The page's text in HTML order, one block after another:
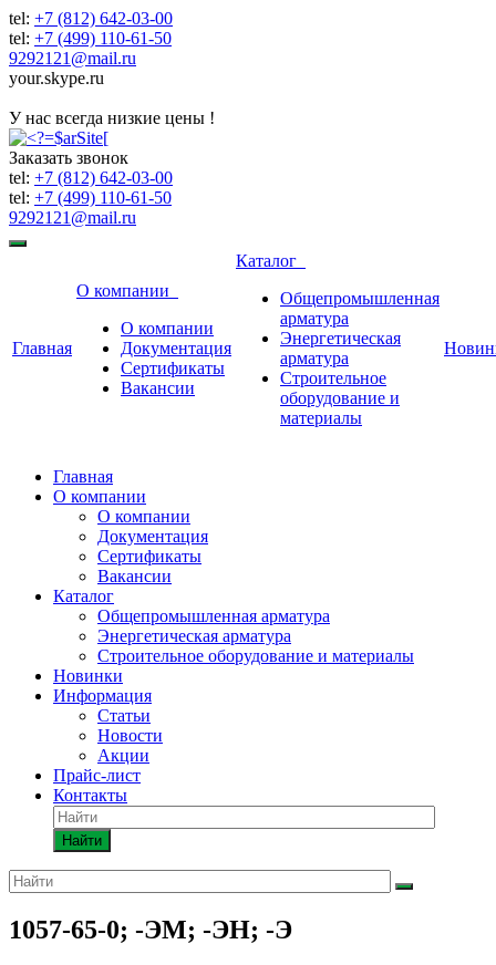
tel: +7 (812) 642-03-00
tel: +7 (499) 110-61-50
9292121@mail.ru
your.skype.ru
У нас всегда низкие цены !
Заказать звонок
tel: +7 (812) 642-03-00
tel: +7 (499) 110-61-50
9292121@mail.ru
Главная
О компании
О компании
Документация
Сертификаты
Вакансии
Каталог
Общепромышленная
арматура
Энергетическая
арматура
Строительное
оборудование и
материалы
Главная
О компании
О компании
Документация
Сертификаты
Вакансии
Каталог
Общепромышленная арматура
Энергетическая арматура
Строительное оборудование и материалы
Новинки
Информация
Статьи
Новости
Акции
Прайс-лист
Контакты
Найти
1057-65-0; -ЭМ; -ЭН; -Э